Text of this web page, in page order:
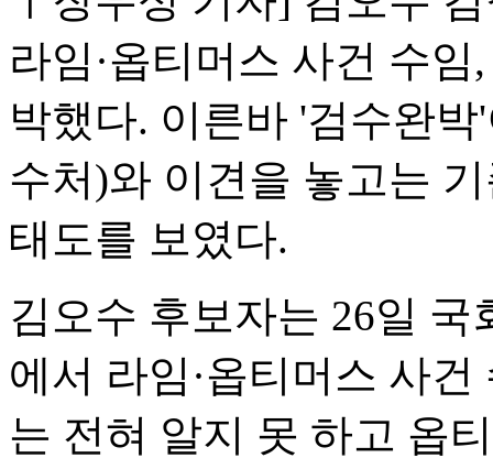
라임·옵티머스 사건 수
박했다. 이른바 '검수완
수처)와 이견을 놓고는
태도를 보였다.
김오수 후보자는 26일
에서 라임·옵티머스 사
는 전혀 알지 못 하고 옵